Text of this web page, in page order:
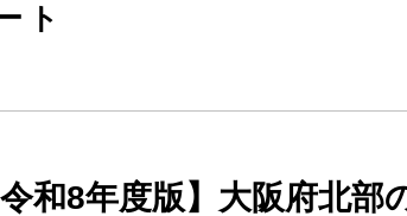
ト
令和8年度版】大阪府北